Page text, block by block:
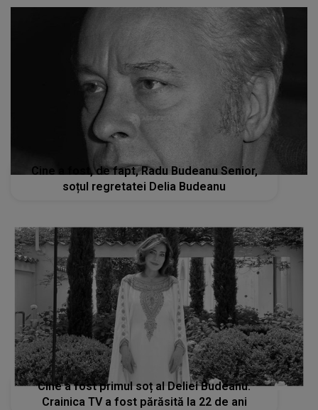
Cine a fost, de fapt, Radu Budeanu Senior,
soțul regretatei Delia Budeanu
Cine a fost primul soț al Deliei Budeanu.
Crainica TV a fost părăsită la 22 de ani